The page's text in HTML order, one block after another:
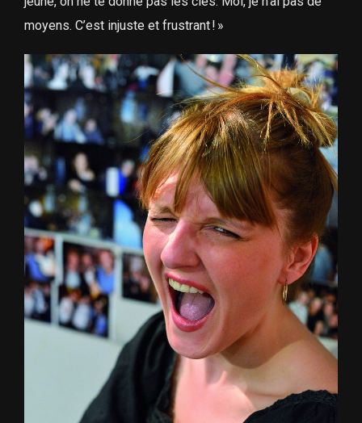
moyens. C’est injuste et frustrant ! »